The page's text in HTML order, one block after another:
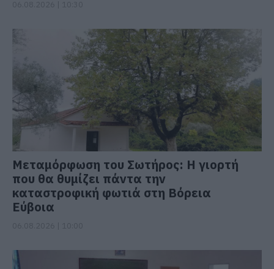
Μεταμόρφωση του Σωτήρος: Η γιορτή
που θα θυμίζει πάντα την
καταστροφική φωτιά στη Βόρεια
Εύβοια